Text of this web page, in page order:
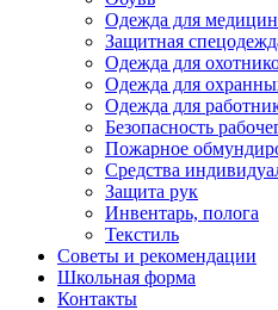
Одежда для
Защитная
Одежда для
Одежда для
Одежда для
Безопасность
Пожарное
Средства
Защита рук
Инвентарь, полога
Текстиль
Советы и рекомендации
Школьная форма
Контакты